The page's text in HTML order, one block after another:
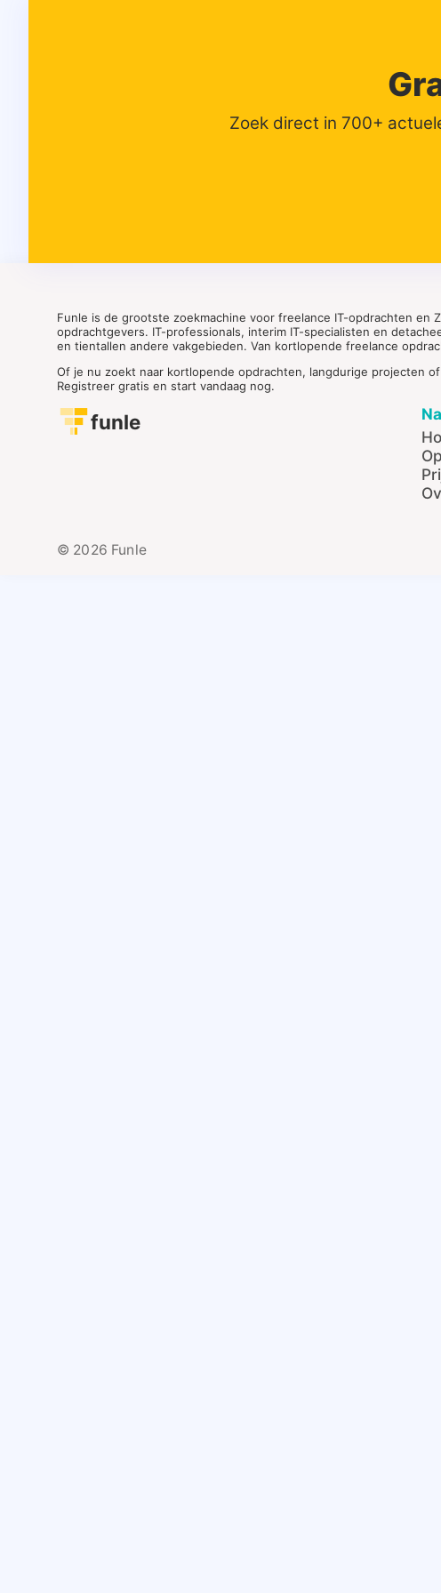
Zoek direct in 700+
Funle is de grootste zoekmachine voor freelance IT-opdrachten en
opdrachtgevers. IT-professionals, interim IT-specialisten en
en tientallen andere vakgebieden. Van kortlopende freelance
Of je nu zoekt naar kortlopende opdrachten, langdurige projecten
Registreer gratis en start vandaag nog.
funle
© 2026 Funle